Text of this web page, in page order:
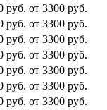
руб. от 3300 руб.
руб. от 3300 руб.
руб. от 3300 руб.
руб. от 3300 руб.
руб. от 3300 руб.
руб. от 3300 руб.
руб. от 3300 руб.